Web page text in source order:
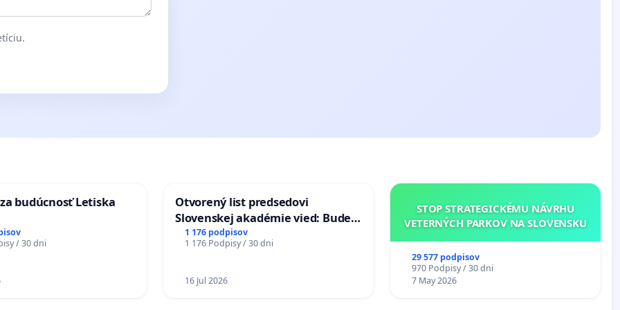
budúcnosť Letiska
/ 30 dni
Otvorený list predsedovi
Slovenskej akadémie vied: Bude
mať Vízia Slovenska 2040 mravnú
chrbticu?
1 176 podpisov
1 176 Podpisy / 30 dni
16 Jul 2026
STOP STRATEGICKÉMU NÁVRHU
VETERNÝCH PARKOV NA SLOVENSKU
29 577 podpisov
970 Podpisy / 30 dni
7 May 2026